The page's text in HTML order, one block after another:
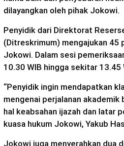
dilayangkan oleh pihak Jokowi.
Penyidik dari Direktorat
(Ditreskrimum) mengajukan 45
Jokowi. Dalam sesi
10.30 WIB hingga sekitar 13.45
“Penyidik ingin mendapatkan
mengenai perjalanan akademik
hal keabsahan ijazah dan latar
kuasa hukum Jokowi, Yakub
Jokowi juga menyerahkan dua